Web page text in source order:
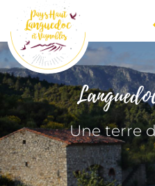
Une terre